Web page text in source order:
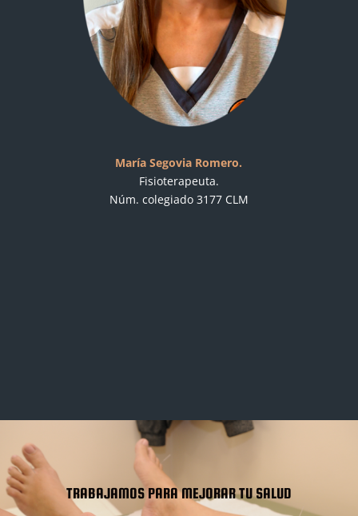
María Segovia Romero.
Fisioterapeuta.
Núm. colegiado 3177 CLM
TRABAJAMOS PARA MEJORAR TU SALUD